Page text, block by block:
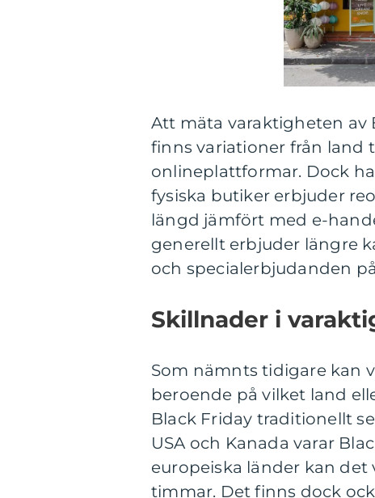
Att mäta varaktigheten av
finns variationer från land
onlineplattformar. Dock
fysiska butiker erbjuder
längd jämfört med e-
generellt erbjuder längre
och specialerbjudanden
Skillnader i
Som nämnts tidigare kan
beroende på vilket land
Black Friday traditionellt
USA och Kanada varar
europeiska länder kan det
timmar. Det finns dock